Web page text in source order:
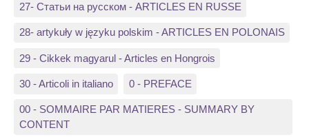
27- Статьи на русском - ARTICLES EN RUSSE
28- artykuły w języku polskim - ARTICLES EN POLONAIS
29 - Cikkek magyarul - Articles en Hongrois
30 - Articoli in italiano 0 - PREFACE
00 - SOMMAIRE PAR MATIERES - SUMMARY BY
CONTENT